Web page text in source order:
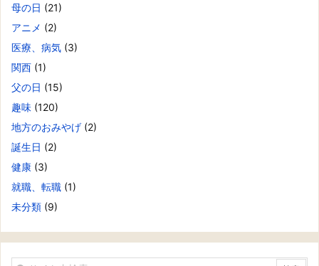
母の日 (21)
アニメ (2)
医療、病気 (3)
関西 (1)
父の日 (15)
趣味 (120)
地方のおみやげ (2)
誕生日 (2)
健康 (3)
就職、転職 (1)
未分類 (9)